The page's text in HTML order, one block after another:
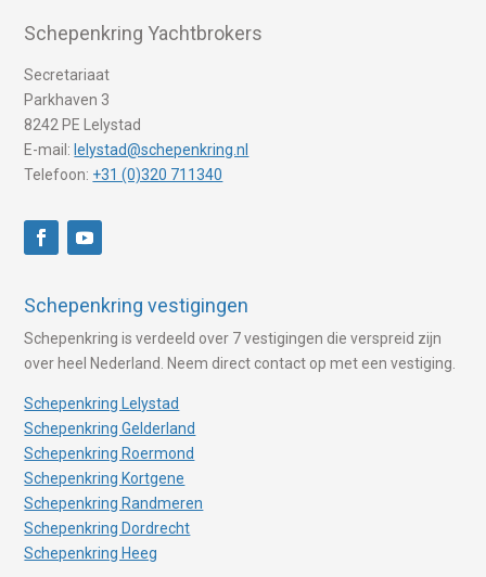
Schepenkring Yachtbrokers
Secretariaat
Parkhaven 3
8242 PE Lelystad
E-mail: lelystad@schepenkring.nl
Telefoon: +31 (0)320 711340
Schepenkring vestigingen
Schepenkring is verdeeld over 7 vestigingen die verspreid zijn
over heel Nederland. Neem direct contact op met een vestiging.
Schepenkring Lelystad
Schepenkring Gelderland
Schepenkring Roermond
Schepenkring Kortgene
Schepenkring Randmeren
Schepenkring Dordrecht
Schepenkring Heeg